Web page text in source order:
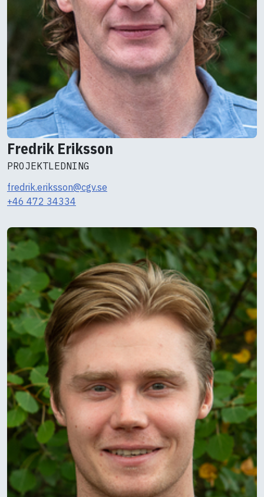
Fredrik Eriksson
PROJEKTLEDNING
fredrik.eriksson@cgv.se
+46 472 34334